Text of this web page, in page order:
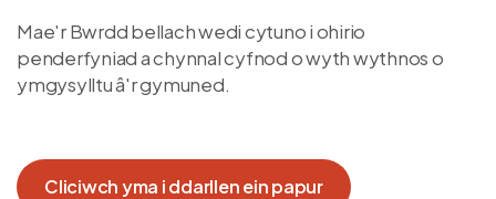
Mae'r Bwrdd bellach wedi cytuno i ohirio
penderfyniad a chynnal cyfnod o wyth wythnos o
ymgysylltu â'r gymuned.
Cliciwch yma i ddarllen ein papur